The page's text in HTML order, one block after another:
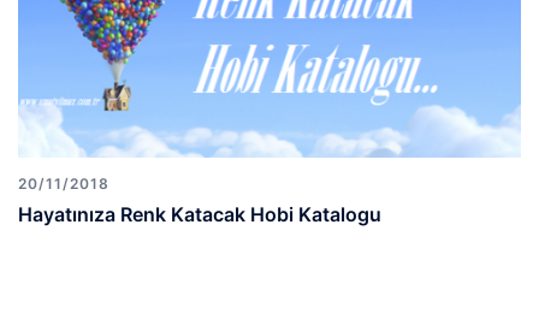
20/11/2018
Hayatınıza Renk Katacak Hobi Katalogu